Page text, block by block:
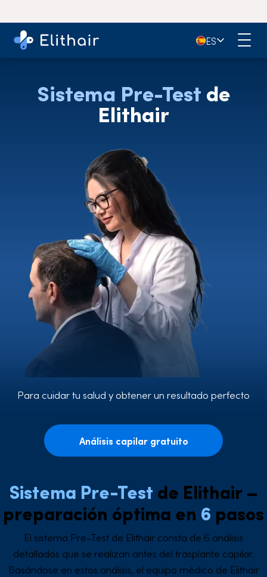
🇪🇸ES
Sistema Pre-Test de
Elithair
Para cuidar tu salud y obtener un resultado perfecto
Análisis capilar gratuito
Sistema Pre-Test de Elithair –
preparación óptima en 6 pasos
El sistema Pre-Test de Elithair consta de 6 análisis
detallados que se realizan antes del trasplante capilar.
Basándose en estos análisis, el equipo médico de Elithair